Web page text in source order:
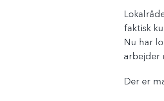
faktisk
Nu har
arbejder
Der er